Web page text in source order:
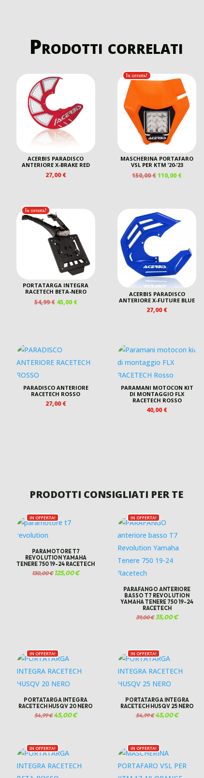
Prodotti correlati
ACERBIS PARADISCO
ANTERIORE X-BRAKE RED
27,00€
In offerta!
MASCHERINA PORTAFARO
VSL PER KTM ’20-’23
150,00€IL
150,00 €.
110,00€IL
110,00 €.
In offerta!
PORTATARGA INTEGRA
RACETECH BETA-NERO
54,99€ IL
45,00€IL
ACERBIS PARADISCO
ANTERIORE X-FUTURE BLUE
27,00€
PARADISCO ANTERIORE
RACETECH ROSSO
27,00€
PARAMANI MOTOCON KIT
DI MONTAGGIO FLX
RACETECH ROSSO
40,00€
PRODOTTI CONSIGLIATI PER TE
IN OFFERTA!
PARAMOTORE T7
REVOLUTION YAMAHA
TENERE 750 19-24 RACETECH
130,00€ Il
prezzo
125,00€Il
prezzo
IN OFFERTA!
PARAFANGO ANTERIORE
BASSO T7 REVOLUTION
YAMAHA TENERE 750 19-24
RACETECH
39,00€ Il
prezzo
35,00€Il
prezzo
IN OFFERTA!
PORTATARGA INTEGRA
RACETECH HUSQV 20 NERO
54,99€Il
prezzo
45,00€Il
prezzo
IN OFFERTA!
PORTATARGA INTEGRA
RACETECH HUSQV 25 NERO
54,99€Il
prezzo
45,00€Il
prezzo
IN OFFERTA! IN OFFERTA!